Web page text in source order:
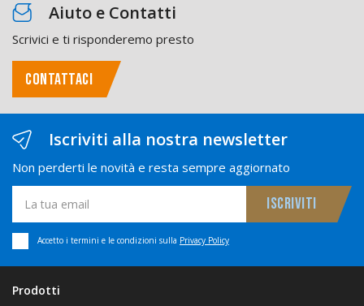
Aiuto e Contatti
Scrivici e ti risponderemo presto
CONTATTACI
Iscriviti alla nostra newsletter
Non perderti le novità e resta sempre aggiornato
Accetto i termini e le condizioni sulla Privacy Policy
Prodotti